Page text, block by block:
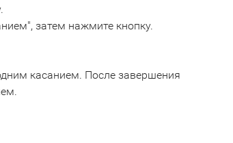
затем нажмите кнопку.
касанием. После завершения